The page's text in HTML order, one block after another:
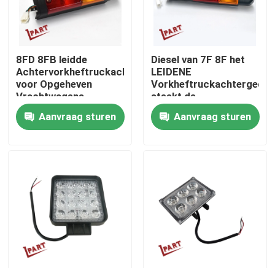
Thuis
Over ons
Contacten
Video's
De Delen van de vorkheftruckbatterij
8FD 8FB leidde
Achtervorkheftruckachteruitrijlamp
voor Opgeheven
Vrachtwagens
Aanvraag sturen
Diesel van 7F 8F het
LEIDENE
steekt de
Waarschuwingslichten
van deAanvraag sturen